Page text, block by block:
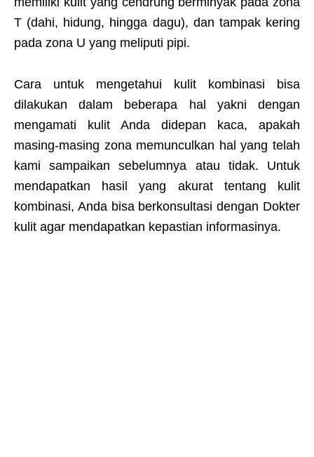
T (dahi, hidung, hingga dagu), dan tampak kering
pada zona U yang meliputi pipi.
Cara untuk mengetahui kulit kombinasi bisa
dilakukan dalam beberapa hal yakni dengan
mengamati kulit Anda didepan kaca, apakah
masing-masing zona memunculkan hal yang telah
kami sampaikan sebelumnya atau tidak. Untuk
mendapatkan hasil yang akurat tentang kulit
kombinasi, Anda bisa berkonsultasi dengan Dokter
kulit agar mendapatkan kepastian informasinya.